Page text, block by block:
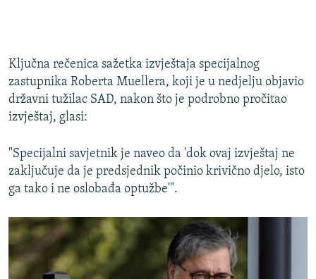
Ključna rečenica sažetka izvještaja specijalnog
zastupnika Roberta Muellera, koji je u nedjelju objavio
državni tužilac SAD, nakon što je podrobno pročitao
izvještaj, glasi:
"Specijalni savjetnik je naveo da 'dok ovaj izvještaj ne
zaključuje da je predsjednik počinio krivično djelo, isto
ga tako i ne oslobađa optužbe'".